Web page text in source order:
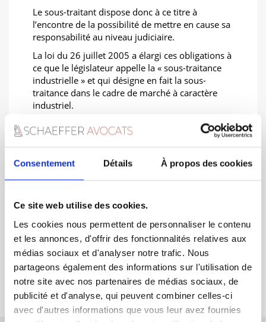
Consentement Détails À propos des cookies
Ce site web utilise des cookies.
Les cookies nous permettent de personnaliser le contenu
et les annonces, d'offrir des fonctionnalités relatives aux
médias sociaux et d'analyser notre trafic. Nous
partageons également des informations sur l'utilisation de
notre site avec nos partenaires de médias sociaux, de
publicité et d'analyse, qui peuvent combiner celles-ci
avec d'autres informations que vous leur avez fournies
Le sous-traitant dispose donc à ce titre à
l’encontre de la possibilité de mettre en cause sa
responsabilité au niveau judiciaire.
La loi du 26 juillet 2005 a élargi ces obligations à
ce que le législateur appelle la « sous-traitance
industrielle » et qui désigne en fait la sous-
traitance dans le cadre de marché à caractère
industriel.
Le maître d’ouvrage face à une action directe
Sous-traitance de marché